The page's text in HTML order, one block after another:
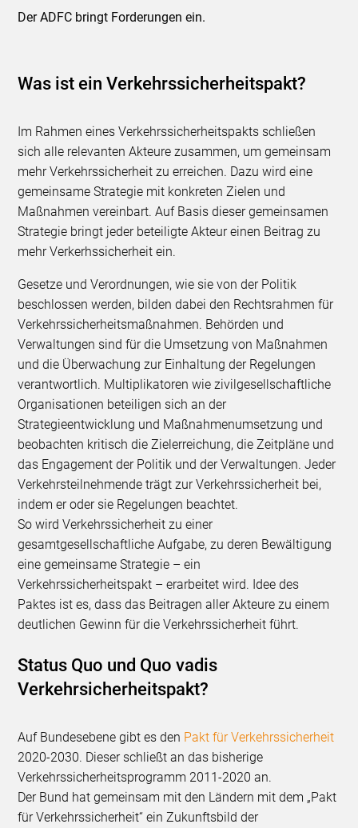
Der ADFC bringt Forderungen ein.
Was ist ein Verkehrssicherheitspakt?
Im Rahmen eines Verkehrssicherheitspakts schließen
sich alle relevanten Akteure zusammen, um gemeinsam
mehr Verkehrssicherheit zu erreichen. Dazu wird eine
gemeinsame Strategie mit konkreten Zielen und
Maßnahmen vereinbart. Auf Basis dieser gemeinsamen
Strategie bringt jeder beteiligte Akteur einen Beitrag zu
mehr Verkerhssicherheit ein.
Gesetze und Verordnungen, wie sie von der Politik
beschlossen werden, bilden dabei den Rechtsrahmen für
Verkehrssicherheitsmaßnahmen. Behörden und
Verwaltungen sind für die Umsetzung von Maßnahmen
und die Überwachung zur Einhaltung der Regelungen
verantwortlich. Multiplikatoren wie zivilgesellschaftliche
Organisationen beteiligen sich an der
Strategieentwicklung und Maßnahmenumsetzung und
beobachten kritisch die Zielerreichung, die Zeitpläne und
das Engagement der Politik und der Verwaltungen. Jeder
Verkehrsteilnehmende trägt zur Verkehrssicherheit bei,
indem er oder sie Regelungen beachtet.
So wird Verkehrssicherheit zu einer
gesamtgesellschaftliche Aufgabe, zu deren Bewältigung
eine gemeinsame Strategie – ein
Verkehrssicherheitspakt – erarbeitet wird. Idee des
Paktes ist es, dass das Beitragen aller Akteure zu einem
deutlichen Gewinn für die Verkehrssicherheit führt.
Status Quo und Quo vadis
Verkehrsicherheitspakt?
Auf Bundesebene gibt es den Pakt für Verkehrssicherheit
2020-2030. Dieser schließt an das bisherige
Verkehrssicherheitsprogramm 2011-2020 an.
Der Bund hat gemeinsam mit den Ländern mit dem „Pakt
für Verkehrssicherheit“ ein Zukunftsbild der